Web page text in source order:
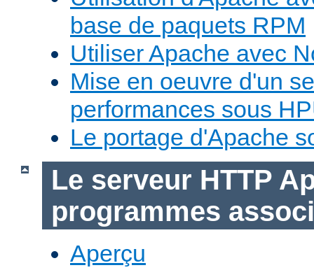
base de paquets RPM
Utiliser Apache avec
Mise en oeuvre d'un
performances sous
Le portage d'Apache
Le serveur HTTP
programmes
Aperçu